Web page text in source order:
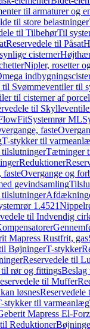
til armaturer og
til store belastninger
til TilbehørTil
Reservedele til Påsat
cisterner
Nipler, rosetter
til Svømmeventiler til
til cisterner af
til
Systemrør ML
faste
T-stykker til
Tætninger
Reduktioner
fasteOvergange og
gevindsamling
1.4521
til Indvendig
Mapress Rustfrit, gas
BøjningerT-stykker
Reservedele til
rør og fittingsBeslag
til Muffer
løsnesReservedele
stykker til varmeanlæg
Mapress El-
Reduktioner